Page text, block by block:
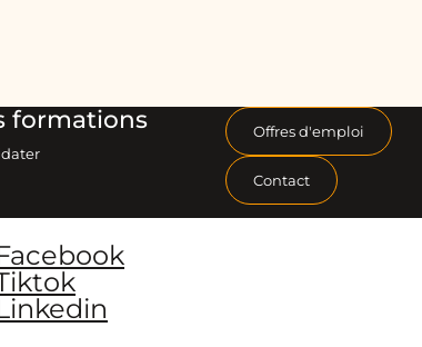
formations Offres d'emploi
Contact